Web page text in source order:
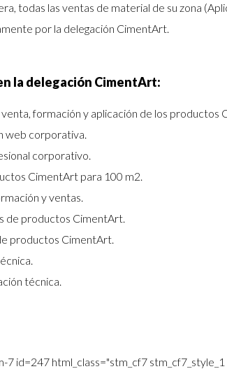
todas las ventas de material de su zona
por la delegación CimentArt.
la delegación CimentArt:
formación y aplicación de los productos
web corporativa.
corporativo.
CimentArt para 100 m2.
y ventas.
de productos CimentArt.
productos CimentArt.
técnica.
id=247 html_class="stm_cf7 stm_cf7_style_1